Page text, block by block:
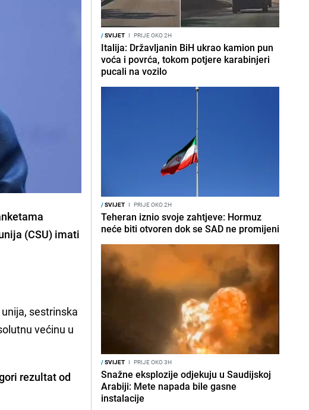
(CSU) imati
sestrinska
većinu u
rezultat od
/SVIJET I PRIJE OKO 2H
Italija: Državljanin BiH ukrao kamion pun
voća i povrća, tokom potjere karabinjeri
pucali na vozilo
/SVIJET I PRIJE OKO 2H
Teheran iznio svoje zahtjeve: Hormuz
neće biti otvoren dok se SAD ne promijeni
/SVIJET I PRIJE OKO 3H
Snažne eksplozije odjekuju u Saudijskoj
Arabiji: Mete napada bile gasne
instalacije